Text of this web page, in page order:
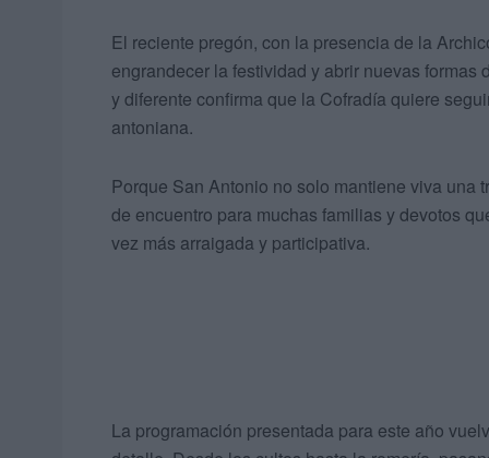
El reciente pregón, con la presencia de la
engrandecer la festividad y abrir nuevas
y diferente confirma que la Cofradía quiere
antoniana.
Porque San Antonio no solo mantiene viva una
de encuentro para muchas familias y devotos
vez más arraigada y participativa.
La programación presentada para este año